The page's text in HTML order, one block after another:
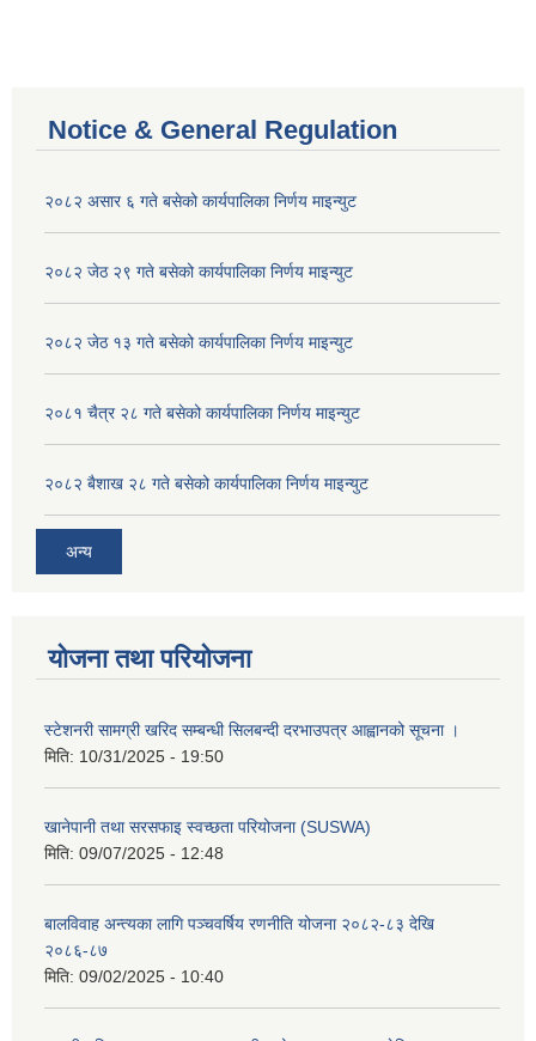
Notice & General Regulation
२०८२ असार ६ गते बसेको कार्यपालिका निर्णय माइन्युट
२०८२ जेठ २९ गते बसेको कार्यपालिका निर्णय माइन्युट
२०८२ जेठ १३ गते बसेको कार्यपालिका निर्णय माइन्युट
२०८१ चैत्र २८ गते बसेको कार्यपालिका निर्णय माइन्युट
२०८२ बैशाख २८ गते बसेको कार्यपालिका निर्णय माइन्युट
अन्य
योजना तथा परियोजना
स्टेशनरी सामग्री खरिद सम्बन्धी सिलबन्दी दरभाउपत्र आह्वानको सूचना ।
मिति: 10/31/2025 - 19:50
खानेपानी तथा सरसफाइ स्वच्छता परियोजना (SUSWA)
मिति: 09/07/2025 - 12:48
बालविवाह अन्त्यका लागि पञ्चवर्षिय रणनीति योजना २०८२-८३ देखि
२०८६-८७
मिति: 09/02/2025 - 10:40